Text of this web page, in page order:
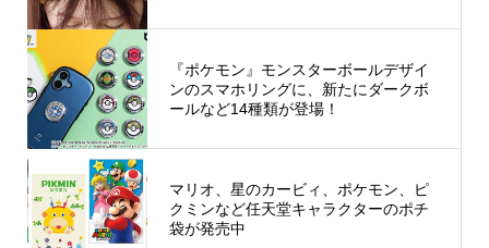
『ポケモン』モンスターボールデザイ
ンのスマホリングに、新たにダークボ
ールなど14種類が登場！
マリオ、星のカービィ、ポケモン、ピ
クミンなど任天堂キャラクターのポチ
袋が発売中